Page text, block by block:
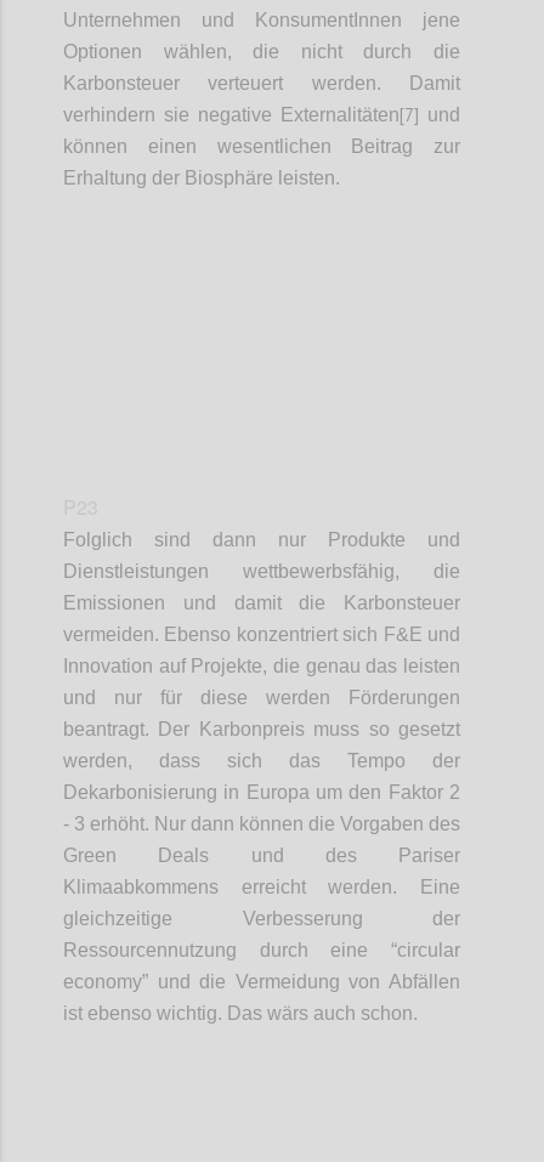
Unternehmen und KonsumentInnen jene
Optionen wählen, die nicht durch die
Karbonsteuer verteuert werden. Damit
verhindern sie negative Externalitäten[7] und
können einen wesentlichen Beitrag zur
Erhaltung der Biosphäre leisten.
Folglich sind dann nur Produkte und
Dienstleistungen wettbewerbsfähig, die
Emissionen und damit die Karbonsteuer
vermeiden. Ebenso konzentriert sich F&E und
Innovation auf Projekte, die genau das leisten
und nur für diese werden Förderungen
beantragt.
Der Karbonpreis muss so gesetzt
werden, dass sich das Tempo der
Dekarbonisierung in Europa um den Faktor 2
- 3 erhöht. Nur dann können die Vorgaben des
Green Deals und des Pariser
Klimaabkommens erreicht werden. Eine
gleichzeitige Verbesserung der
Ressourcennutzung durch eine “circular
economy” und die Vermeidung von Abfällen
ist ebenso wichtig. Das wärs auch schon.